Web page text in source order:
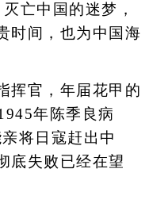
亡中国的迷梦，
时间，也为中国海
官，年届花甲的
年陈季良病
将日寇赶出中
底失败已经在望